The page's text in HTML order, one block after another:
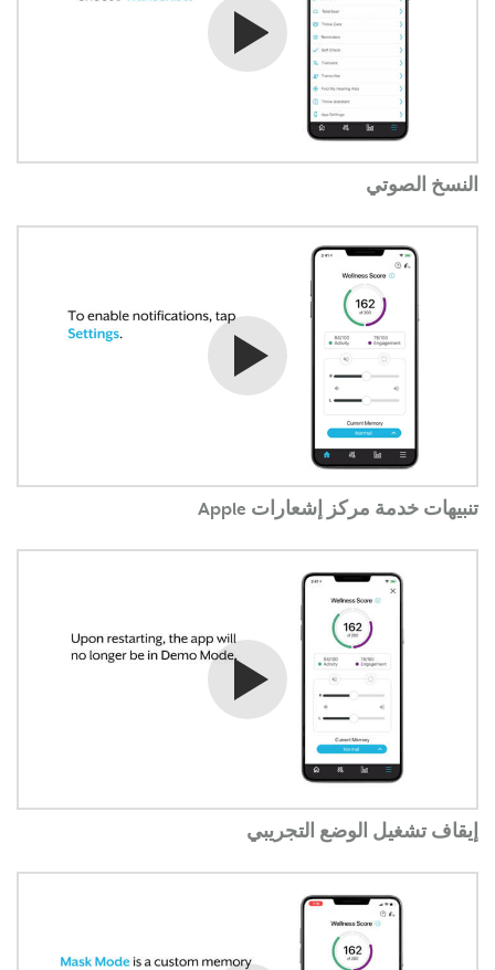
شاهد الفيديو
النسخ الصوتي
شاهد الفيديو
تنبيهات خدمة مركز إشعارات Apple
شاهد الفيديو
إيقاف تشغيل الوضع التجريبي